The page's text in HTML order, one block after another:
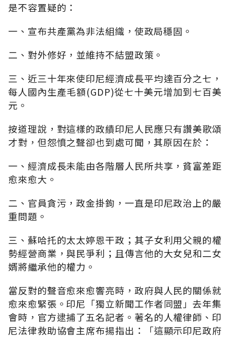
是不容置疑的：
一、宣布共產黨為非法組織，使政局穩固。
二、對外修好，並維持不結盟政策。
三、近三十年來使印尼經濟成長平均達百分之七，
每人國內生產毛額(GDP)從七十美元增加到七百美
元。
按道理說，對這樣的政績印尼人民應只有讚美歌頌
才對，但怨憤之聲卻也到處可聞，其原因在於：
一、經濟成長未能由各階層人民所共享，貧富差距
愈來愈大。
二、官員貪污，政金掛鉤，一直是印尼政治上的嚴
重問題。
三、蘇哈托的太太婷恩干政；其子女利用父親的權
勢經營商業，與民爭利；且傳言他的大女兒和二女
婿將繼承他的權力。
當反對的聲音愈來愈響亮時，政府與人民的關係就
愈來愈緊張。印尼「獨立新聞工作者同盟」去年集
會時，官方逮捕了五名記者。著名的人權律師、印
尼法律救助協會主席布揚指出：「這顯示印尼政府